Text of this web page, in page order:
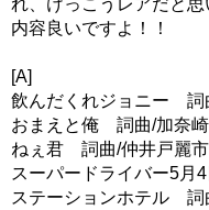
内容良いですよ！！
[A]
飲んだくれジョニー 詞
おまえと俺 詞曲/加奈
ねぇ君 詞曲/仲井戸麗市
スーパードライバー5
ステーションホテル 詞